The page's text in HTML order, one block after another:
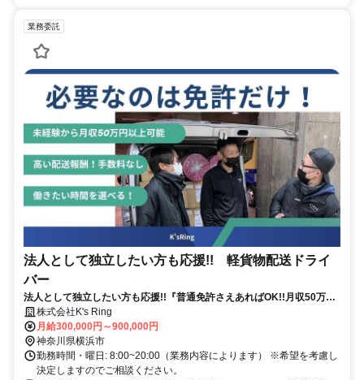
業務委託
法人として独立したい方も応援!! 軽貨物配送ドライ
バー
法人として独立したい方も応援!!『普通免許さえあればOK!!月収50万以
上稼げる!!テレビ神奈川でCM放送中!!』
株式会社K's Ring
月給300,000円～900,000円
神奈川県横浜市
勤務時間・曜日: 8:00~20:00（業務内容によります） ※希望を考慮し
決定しますのでご相談ください。